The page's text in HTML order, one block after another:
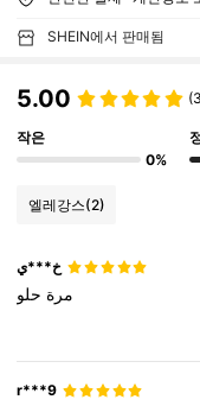
SHEIN에서 판매됨
5.00
작은
0%
엘레강스(2)
خ***ي
مرة حلو
r***9